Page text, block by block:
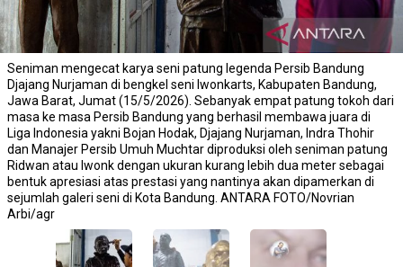
Seniman mengecat karya seni patung legenda Persib Bandung
Djajang Nurjaman di bengkel seni Iwonkarts, Kabupaten Bandung,
Jawa Barat, Jumat (15/5/2026). Sebanyak empat patung tokoh dari
masa ke masa Persib Bandung yang berhasil membawa juara di
Liga Indonesia yakni Bojan Hodak, Djajang Nurjaman, Indra Thohir
dan Manajer Persib Umuh Muchtar diproduksi oleh seniman patung
Ridwan atau Iwonk dengan ukuran kurang lebih dua meter sebagai
bentuk apresiasi atas prestasi yang nantinya akan dipamerkan di
sejumlah galeri seni di Kota Bandung. ANTARA FOTO/Novrian
Arbi/agr